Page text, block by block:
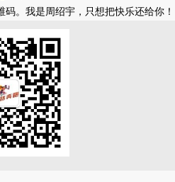
码。我是周绍宇，只想把快乐还给你！